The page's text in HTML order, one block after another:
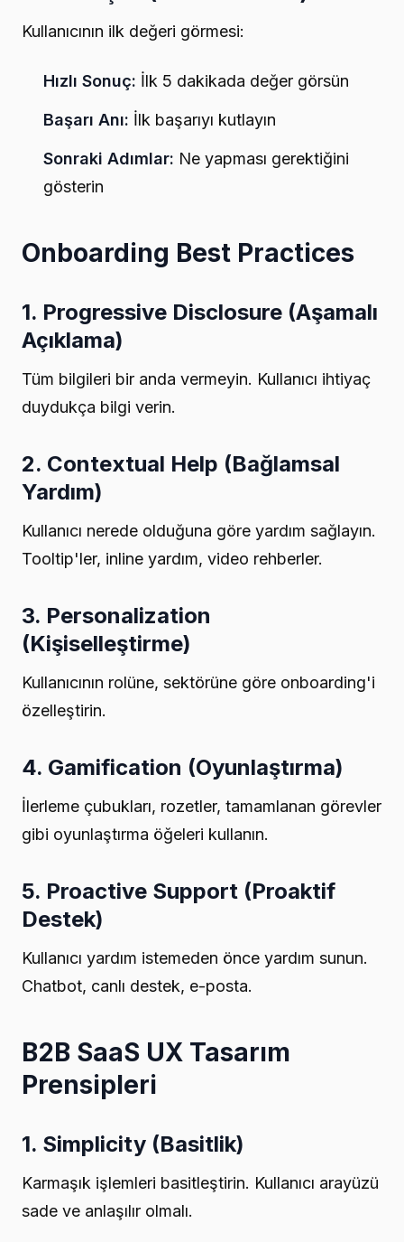
Kullanıcının ilk değeri görmesi:
Hızlı Sonuç: İlk 5 dakikada değer görsün
Başarı Anı: İlk başarıyı kutlayın
Sonraki Adımlar: Ne yapması gerektiğini
gösterin
Onboarding Best Practices
1. Progressive Disclosure (Aşamalı
Açıklama)
Tüm bilgileri bir anda vermeyin. Kullanıcı ihtiyaç
duydukça bilgi verin.
2. Contextual Help (Bağlamsal
Yardım)
Kullanıcı nerede olduğuna göre yardım sağlayın.
Tooltip'ler, inline yardım, video rehberler.
3. Personalization
(Kişiselleştirme)
Kullanıcının rolüne, sektörüne göre onboarding'i
özelleştirin.
4. Gamification (Oyunlaştırma)
İlerleme çubukları, rozetler, tamamlanan görevler
gibi oyunlaştırma öğeleri kullanın.
5. Proactive Support (Proaktif
Destek)
Kullanıcı yardım istemeden önce yardım sunun.
Chatbot, canlı destek, e-posta.
B2B SaaS UX Tasarım
Prensipleri
1. Simplicity (Basitlik)
Karmaşık işlemleri basitleştirin. Kullanıcı arayüzü
sade ve anlaşılır olmalı.